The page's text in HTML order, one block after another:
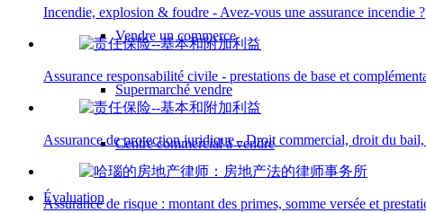
Vendre un commerce
Supermarché vendre
Centre commercial à vendre
Évaluation
Incendie, explosion & foudre - Avez-vous une assurance incendie ?
Assurance responsabilité civile - prestations de base et
Assurance de protection juridique - Droit commercial, droit du
Assurance de risque : montant des primes, somme versée et